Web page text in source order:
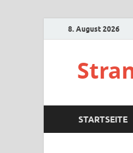
8. August 2026
STARTSEITE